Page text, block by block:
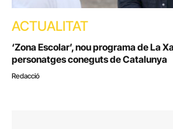
ACTUALITAT
‘Zona Escolar’, nou programa de La
personatges coneguts de Catalunya
Redacció